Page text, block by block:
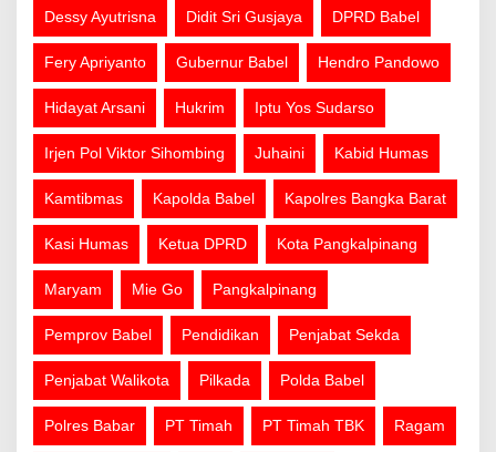
Dessy Ayutrisna Didit Sri Gusjaya DPRD Babel
Fery Apriyanto Gubernur Babel Hendro Pandowo
Hidayat Arsani Hukrim Iptu Yos Sudarso
Irjen Pol Viktor Sihombing Juhaini Kabid Humas
Kamtibmas Kapolda Babel Kapolres Bangka Barat
Kasi Humas Ketua DPRD Kota Pangkalpinang
Maryam Mie Go Pangkalpinang
Pemprov Babel Pendidikan Penjabat Sekda
Penjabat Walikota Pilkada Polda Babel
Polres Babar PT Timah PT Timah TBK Ragam